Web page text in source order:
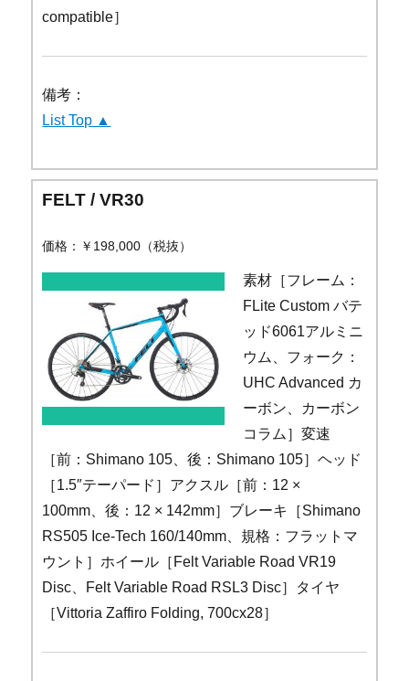
compatible］
備考：
List Top ▲
FELT / VR30
価格：￥198,000（税抜）
素材［フレーム：
FLite Custom バテ
ッド6061アルミニ
ウム、フォーク：
UHC Advanced カ
ーボン、カーボン
コラム］変速
［前：Shimano 105、後：Shimano 105］ヘッド
［1.5″テーパード］アクスル［前：12 ×
100mm、後：12 × 142mm］ブレーキ［Shimano
RS505 Ice-Tech 160/140mm、規格：フラットマ
ウント］ホイール［Felt Variable Road VR19
Disc、Felt Variable Road RSL3 Disc］タイヤ
［Vittoria Zaffiro Folding, 700cx28］